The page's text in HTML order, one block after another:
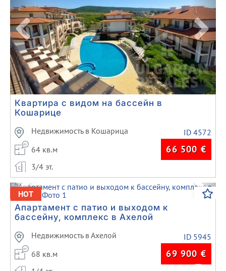
Квартира с видом на бассейн в
Кошарице
Недвижимость в Кошарица
ID 4572
64 кв.м
66 500 €
3/4 эт.
Previous Next
HOT
Апартамент с патио и выходом к
бассейну, комплекс в Ахелой
Недвижимость в Ахелой
ID 5945
68 кв.м
69 900 €